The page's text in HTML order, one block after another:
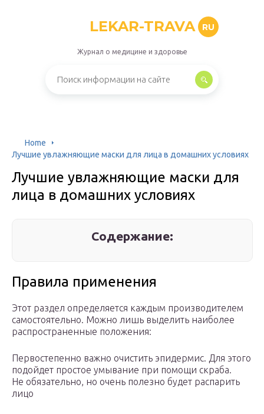
LEKAR-TRAVA RU
Журнал о медицине и здоровье
Home
Лучшие увлажняющие маски для лица в домашних условиях
Лучшие увлажняющие маски для
лица в домашних условиях
Содержание:
Правила применения
Этот раздел определяется каждым производителем
самостоятельно. Можно лишь выделить наиболее
распространенные положения:
Первостепенно важно очистить эпидермис. Для этого
подойдет простое умывание при помощи скраба.
Не обязательно, но очень полезно будет распарить
лицо